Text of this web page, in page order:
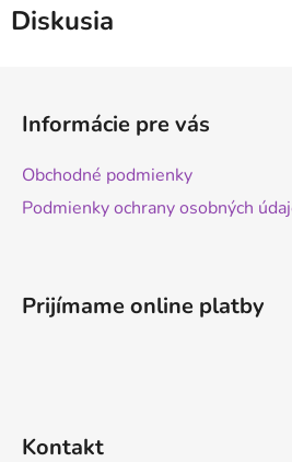
Diskusia
Informácie pre vás
Obchodné podmienky
Podmienky ochrany osobných
Prijímame online platby
Kontakt